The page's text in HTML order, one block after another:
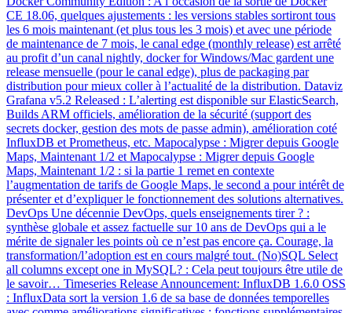
CE 18.06, quelques ajustements : les versions stables sortiront tous
les 6 mois maintenant (et plus tous les 3 mois) et avec une période
de maintenance de 7 mois, le canal edge (monthly release) est arrêté
au profit d’un canal nightly, docker for Windows/Mac gardent une
release mensuelle (pour le canal edge), plus de packaging par
distribution pour mieux coller à l’actualité de la distribution. Dataviz
Grafana v5.2 Released : L’alerting est disponible sur ElasticSearch,
Builds ARM officiels, amélioration de la sécurité (support des
secrets docker, gestion des mots de passe admin), amélioration coté
InfluxDB et Prometheus, etc. Mapocalypse : Migrer depuis Google
Maps, Maintenant 1/2 et Mapocalypse : Migrer depuis Google
Maps, Maintenant 1/2 : si la partie 1 remet en contexte
l’augmentation de tarifs de Google Maps, le second a pour intérêt de
présenter et d’expliquer le fonctionnement des solutions alternatives.
DevOps Une décennie DevOps, quels enseignements tirer ? :
synthèse globale et assez factuelle sur 10 ans de DevOps qui a le
mérite de signaler les points où ce n’est pas encore ça. Courage, la
transformation/l’adoption est en cours malgré tout. (No)SQL Select
all columns except one in MySQL? : Cela peut toujours être utile de
le savoir… Timeseries Release Announcement: InfluxDB 1.6.0 OSS
: InfluxData sort la version 1.6 de sa base de données temporelles